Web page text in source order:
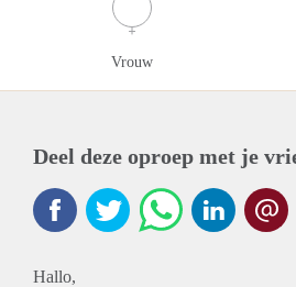
Vrouw
Deel deze oproep met je
Hallo,